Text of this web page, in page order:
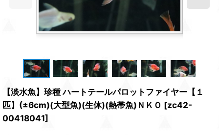
【淡水魚】珍種 ハートテールパロットファイヤー【１
匹】(±6cm)(大型魚)(生体)(熱帯魚)ＮＫＯ [zc42-
00418041]